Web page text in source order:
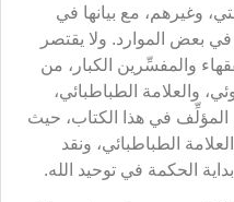
وغيرهم، مع بيانها في
بعض الموارد. ولا يقتصر
والمفسِّرين الكبار، من
والعلامة الطباطبائي،
المؤلِّف في هذا الكتاب، حيث
الطباطبائي، ونقد
الحكمة في توحيد الله.